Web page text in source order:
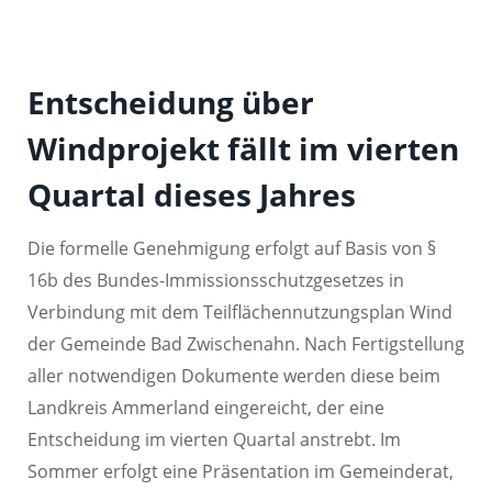
Entscheidung über
Windprojekt fällt im vierten
Quartal dieses Jahres
Die formelle Genehmigung erfolgt auf Basis von §
16b des Bundes-Immissionsschutzgesetzes in
Verbindung mit dem Teilflächennutzungsplan Wind
der Gemeinde Bad Zwischenahn. Nach Fertigstellung
aller notwendigen Dokumente werden diese beim
Landkreis Ammerland eingereicht, der eine
Entscheidung im vierten Quartal anstrebt. Im
Sommer erfolgt eine Präsentation im Gemeinderat,